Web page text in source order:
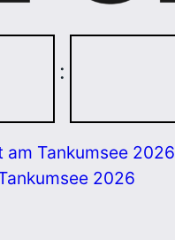
:
am Tankumsee 2026
2026